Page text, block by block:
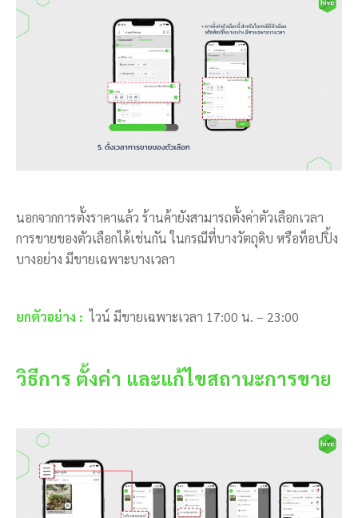
นอกจากการตั้งราคาแล้ว ร้านค้ายังสามารถตั้งค่าตัวเลือกเวลา
การขายของตัวเลือกได้เช่นกัน ในกรณีที่บางวัตถุดิบ หรือท็อปปิ้ง
บางอย่าง มีขายเฉพาะบางเวลา
ยกตัวอย่าง : ไวน์ มีขายเฉพาะเวลา 17:00 น. – 23:00
วิธีการ ตั้งค่า และแก้ไขสถานะการขาย